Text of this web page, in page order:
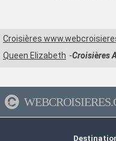
Croisières
Queen Elizabeth
Croisières